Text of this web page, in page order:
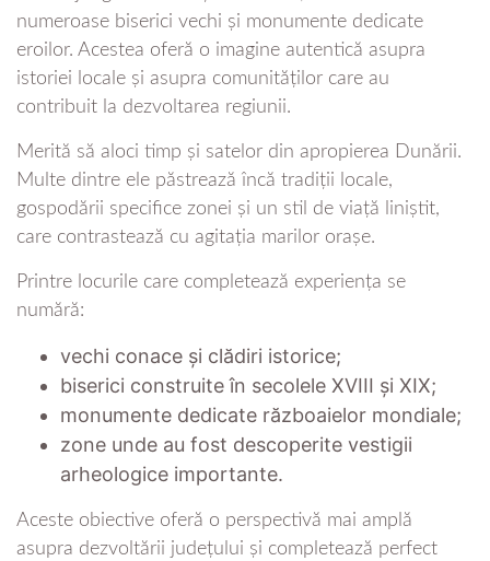
numeroase biserici vechi și monumente dedicate
eroilor. Acestea oferă o imagine autentică asupra
istoriei locale și asupra comunităților care au
contribuit la dezvoltarea regiunii.
Merită să aloci timp și satelor din apropierea Dunării.
Multe dintre ele păstrează încă tradiții locale,
gospodării specifice zonei și un stil de viață liniștit,
care contrastează cu agitația marilor orașe.
Printre locurile care completează experiența se
numără:
vechi conace și clădiri istorice;
biserici construite în secolele XVIII și XIX;
monumente dedicate războaielor mondiale;
zone unde au fost descoperite vestigii
arheologice importante.
Aceste obiective oferă o perspectivă mai amplă
asupra dezvoltării județului și completează perfect